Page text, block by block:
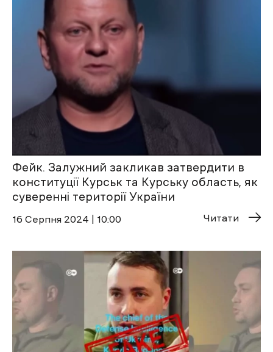
Фейк. Залужний закликав затвердити в
конституції Курськ та Курську область, як
суверенні території України
16 Cерпня 2024 | 10:00 Читати